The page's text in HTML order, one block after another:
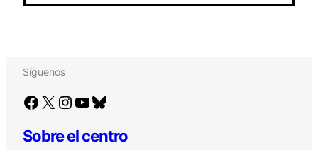
Síguenos
Facebook X Instagram YouTube Bluesky
Sobre el centro